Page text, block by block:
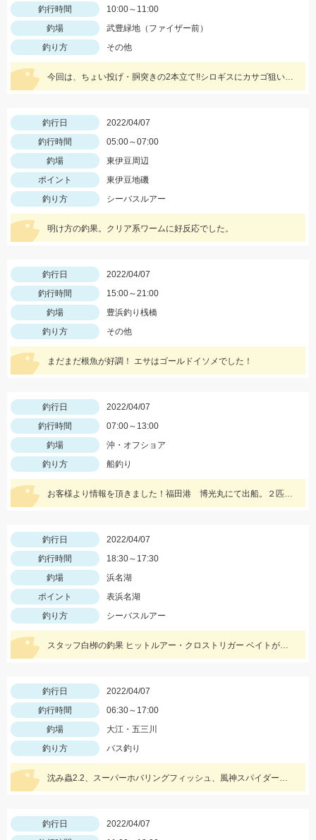
釣行時間
10:00～11:00
釣場
武豊緑地（ファイザー前）
釣り方
その他
今回は、ちょい投げ・胴突きの2本立て!!シロギスにカサゴ狙いで近場の武豊緑地公園（ファイザー前）に行って来ましたよ!!!!
釣行日
2022/04/07
釣行時間
05:00～07:00
釣場
東伊豆周辺
ポイント
東伊豆地磯
釣り方
シーバスルアー
明け方の釣果。クリア系ワームに好反応でした。
釣行日
2022/04/07
釣行時間
15:00～21:00
釣場
豊浜釣り桟橋
釣り方
その他
まだまだ根魚が好調！ エサはゴールドイソメでした！
釣行日
2022/04/07
釣行時間
07:00～13:00
釣場
沖・オフショア
釣り方
船釣り
お客様より情報を頂きました！福田港 博光丸にて出船。２匹のアカムツをゲット！おめでとうございます♪
釣行日
2022/04/07
釣行時間
18:30～17:30
釣場
浜名湖
ポイント
表浜名湖
釣り方
シーバスルアー
スタッフ白栁の釣果 ヒットルアー・クロストリガー ベイトが小さいのでシルエットが小さいルアーがオススメ！
釣行日
2022/04/07
釣行時間
06:30～17:00
釣場
大江・五三川
釣り方
バス釣り
沈み蟲2.2、スーパーホバリングフィッシュ、風神スパイダートレーラーで、３人で５匹GET！
釣行日
2022/04/07